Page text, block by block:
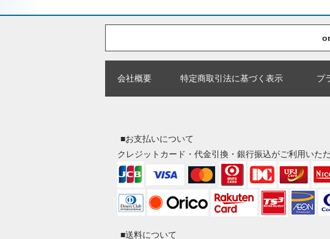
会社概要 特定商取引法に基づく表示 プ
■お支払いについて
クレジットカード・代金引換・銀行振込がご利用いただ
■送料について